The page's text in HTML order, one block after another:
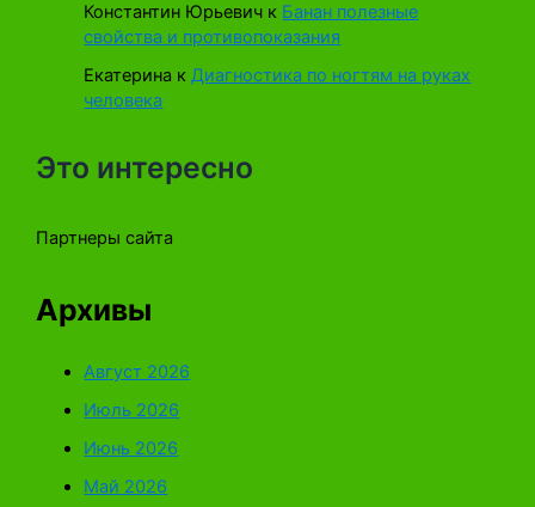
Константин Юрьевич к Банан полезные
свойства и противопоказания
Екатерина кДиагностика по ногтям на руках
человека
Это интересно
Партнеры сайта
Архивы
Август 2026
Июль 2026
Июнь 2026
Май 2026